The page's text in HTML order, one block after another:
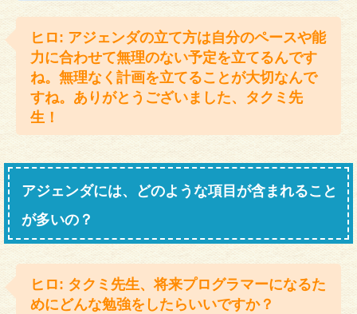
ヒロ: アジェンダの立て方は自分のペースや能
力に合わせて無理のない予定を立てるんです
ね。無理なく計画を立てることが大切なんで
すね。ありがとうございました、タクミ先
生！
アジェンダには、どのような項目が含まれること
が多いの？
ヒロ: タクミ先生、将来プログラマーになるた
めにどんな勉強をしたらいいですか？